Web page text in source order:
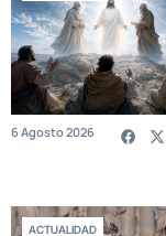
6 Agosto 2026
ACTUALIDAD